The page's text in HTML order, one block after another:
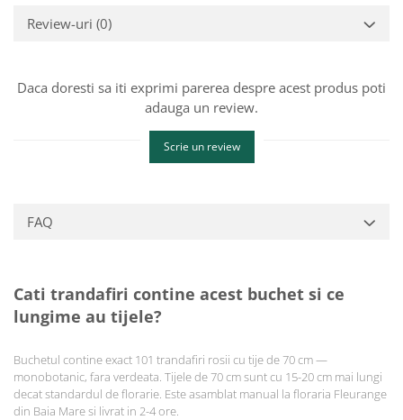
Review-uri (0)
Daca doresti sa iti exprimi parerea despre acest produs poti
adauga un review.
Scrie un review
FAQ
Cati trandafiri contine acest buchet si ce
lungime au tijele?
Buchetul contine exact 101 trandafiri rosii cu tije de 70 cm —
monobotanic, fara verdeata. Tijele de 70 cm sunt cu 15-20 cm mai lungi
decat standardul de florarie. Este asamblat manual la floraria Fleurange
din Baia Mare si livrat in 2-4 ore.